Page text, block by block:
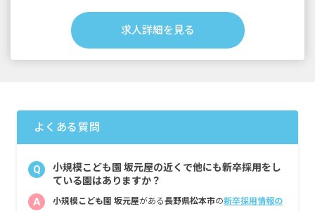
寒冷地手当 6,000円
※試用期間あり（同条件）
求人詳細を見る
よくある質問
Q
小規模こども園 坂元屋の近くで他にも新卒採用をし
ている園はありますか？
A 小規模こども園 坂元屋がある長野県松本市の新卒採用情報の